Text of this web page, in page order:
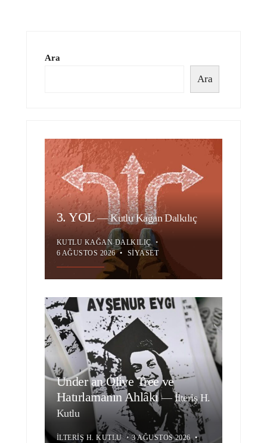
Ara
Ara
3. YOL—Kutlu Kağan Dalkılıç
KUTLU KAĞAN DALKILIÇ •
6 AĞUSTOS 2026 • SIYASET
Under an Olive Tree ve
Hatırlamanın Ahlâkı— İlteriş H.
Kutlu
İLTERIŞ H. KUTLU • 3 AĞUSTOS 2026 •